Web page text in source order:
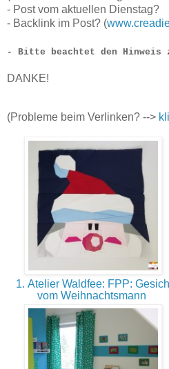
- Post vom aktuellen Dienstag?
- Backlink im Post? (
- Bitte beachtet den Hinweis
DANKE!
(Probleme beim Verlinken? -->
1. Atelier Waldfee: FPP:
vom Weihnachtsmann